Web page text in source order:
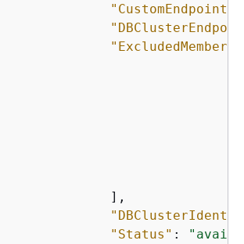
"ExcludedMembers"
"Status" :